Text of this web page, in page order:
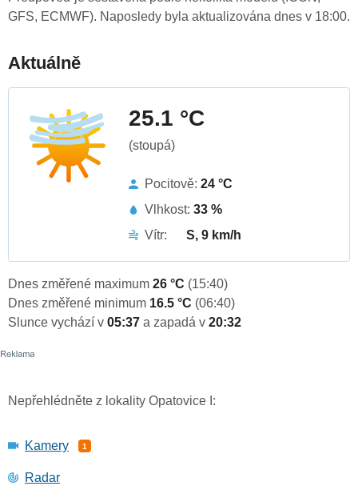
GFS, ECMWF). Naposledy byla aktualizována dnes v 18:00.
Aktuálně
25.1 °C
(stoupá)
Pocitově: 24 °C
Vlhkost: 33 %
Vítr:
S, 9 km/h
Dnes změřené maximum 26 °C (15:40)
Dnes změřené minimum 16.5 °C (06:40)
Slunce vychází v 05:37 a zapadá v 20:32
Nepřehlédněte z lokality Opatovice I:
Kamery 1
Radar